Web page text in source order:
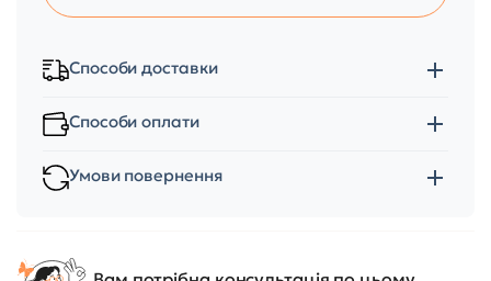
Способи доставки
Способи оплати
Умови повернення